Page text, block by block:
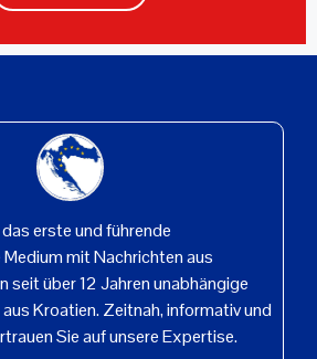
erste und führende
mit Nachrichten aus
seit über 12 Jahren unabhängige
Kroatien. Zeitnah, informativ und
Sie auf unsere Expertise.